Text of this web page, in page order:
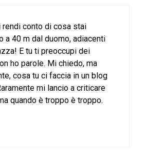
rendi conto di cosa stai
a 40 m dal duomo, adiacenti
E tu ti preoccupi dei
ho parole. Mi chiedo, ma
cosa tu ci faccia in un blog
mi lancio a criticare
quando è troppo è troppo.